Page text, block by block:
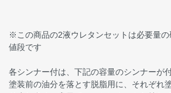
※この商品の2液ウレタンセットは必要量
値段です
各シンナー付は、下記の容量のシンナーが
塗装前の油分を落とす脱脂用に、それぞれ